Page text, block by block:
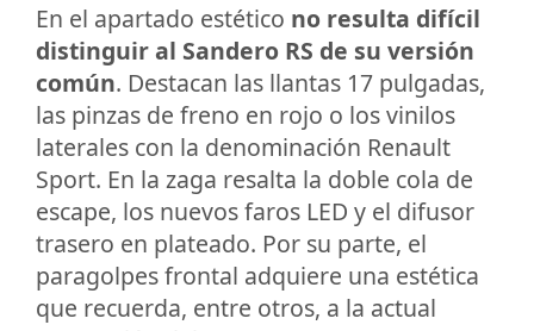
En el apartado estético no resulta difícil
distinguir al Sandero RS de su versión
común. Destacan las llantas 17 pulgadas,
las pinzas de freno en rojo o los vinilos
laterales con la denominación Renault
Sport. En la zaga resalta la doble cola de
escape, los nuevos faros LED y el difusor
trasero en plateado. Por su parte, el
paragolpes frontal adquiere una estética
que recuerda, entre otros, a la actual